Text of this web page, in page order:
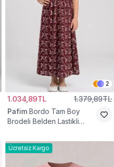
2
1.034,89TL 1.379,89TL
Pafim Bordo Tam Boy
Brodeli Belden Lastikli
Ücretsiz Kargo